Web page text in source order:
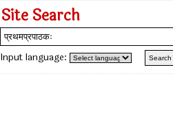
Site Search
Input language: